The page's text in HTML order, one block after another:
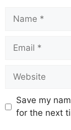
Save my
for the next